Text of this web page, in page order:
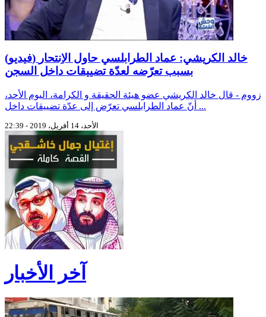
(فيديو) خالد الكريشي: عماد الطرابلسي حاول الاِنتحار
بسبب تعرّضه لعدّة تضييقات داخل السجن
زووم - قال خالد الكريشي عضو هيئة الحقيقة و الكرامة، اليوم الأحد،
أنّ عماد الطرابلسي تعرّض إلى عدّة تضييقات داخل ...
الأحد، 14 أفريل، 2019 - 22:39
آخر الأخبار